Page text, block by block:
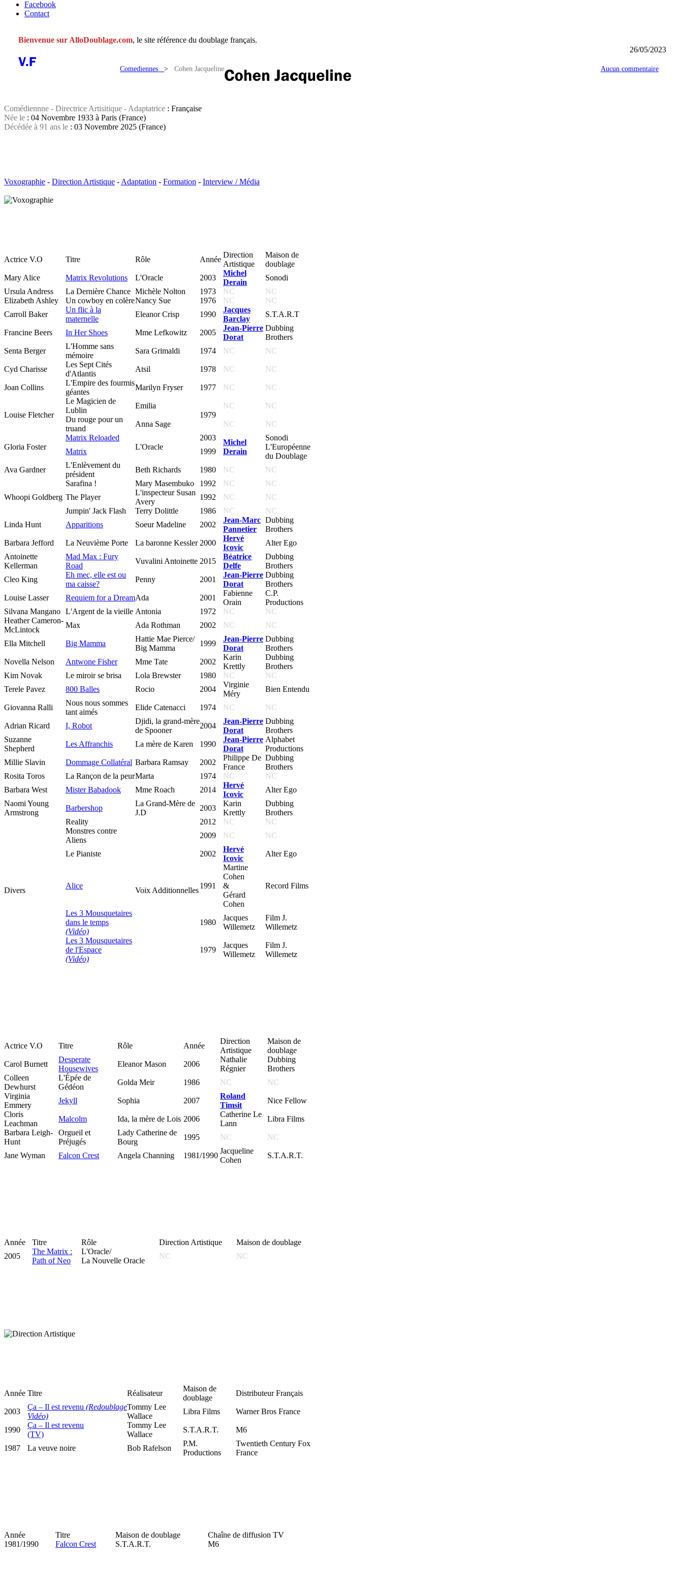
Facebook
Contact
Bienvenue sur AlloDoublage.com, le site référence du doublage français.
26/05/2023
Comediennes > Cohen Jacqueline Aucun commentaire
Comédiennne - Directrice Artisitique - Adaptatrice : Française
Née le : 04 Novembre 1933 à Paris (France)
Décédée à 91 ans le : 03 Novembre 2025 (France)
Voxographie - Direction Artistique - Adaptation - Formation - Interview / Média
Actrice V.O Titre Rôle Année
Direction
Artistique
Maison de
doublage
Mary Alice
Matrix Revolutions L'Oracle 2003
Michel
Derain
Sonodi
Ursula Andress
La Dernière Chance Michèle Nolton 1973 NC
NC
Elizabeth Ashley
Un cowboy en colèreNancy Sue 1976 NC
NC
Carroll Baker
Un flic à la
maternelle
Eleanor Crisp 1990
Jacques
Barclay
S.T.A.R.T
Francine Beers In Her Shoes Mme Lefkowitz 2005
Jean-Pierre
Dorat
Dubbing
Brothers
Senta Berger
L'Homme sans
mémoire
Sara Grimaldi 1974 NC NC
Cyd Charisse
Les Sept Cités
d'Atlantis
Atsil 1978 NC NC
Joan Collins
L'Empire des fourmis
géantes
Marilyn Fryser 1977 NC NC
Louise Fletcher
Le Magicien de
Lublin
Emilia
1979
NC
NC
Du rouge pour un
truand
Anna Sage NC NC
Gloria Foster
Matrix Reloaded
L'Oracle
2003
Michel
Derain
Sonodi
Matrix
1999
L'Européenne
du Doublage
Ava Gardner
L'Enlèvement du
président
Beth Richards 1980 NC NC
Whoopi Goldberg
Sarafina ! Mary Masembuko 1992 NC
NC
The Player
L'inspecteur Susan
Avery
1992 NC
NC
Jumpin' Jack Flash
Terry Dolittle 1986 NC
NC
Linda Hunt
Apparitions Soeur Madeline 2002
Jean-Marc
Pannetier
Dubbing
Brothers
Barbara Jefford
La Neuvième Porte La baronne Kessler 2000
Hervé
Icovic
Alter Ego
Antoinette
Kellerman
Mad Max : Fury
Road
Vuvalini Antoinette 2015
Béatrice
Delfe
Dubbing
Brothers
Cleo King
Eh mec, elle est ou
ma caisse?
Penny 2001
Jean-Pierre
Dorat
Dubbing
Brothers
Louise Lasser
Requiem for a DreamAda 2001
Fabienne
Orain
C.P.
Productions
Silvana Mangano L'Argent de la vieille Antonia 1972 NC
NC
Heather Cameron-
McLintock
Max Ada Rothman 2002 NC NC
Ella Mitchell Big Mamma
Hattie Mae Pierce/
Big Mamma
1999
Jean-Pierre
Dorat
Dubbing
Brothers
Novella Nelson
Antwone Fisher Mme Tate 2002
Karin
Krettly
Dubbing
Brothers
Kim Novak
Le miroir se brisa Lola Brewster 1980 NC
NC
Terele Pavez
800 Balles Rocio 2004
Virginie
Méry
Bien Entendu
Giovanna Ralli
Nous nous sommes
tant aimés
Elide Catenacci 1974 NC NC
Adrian Ricard I, Robot
Djidi, la grand-mère
de Spooner
2004
Jean-Pierre
Dorat
Dubbing
Brothers
Suzanne
Shepherd
Les Affranchis La mère de Karen 1990
Jean-Pierre
Dorat
Alphabet
Productions
Millie Slavin
Dommage Collatéral Barbara Ramsay 2002
Philippe De
France
Dubbing
Brothers
Rosita Toros
La Rançon de la peurMarta 1974 NC
NC
Barbara West
Mister Babadook Mme Roach 2014
Hervé
Icovic
Alter Ego
Naomi Young
Armstrong
Barbershop
La Grand-Mère de
J.D
2003
Karin
Krettly
Dubbing
Brothers
Divers
Reality
Voix Additionnelles
2012 NC
NC
Monstres contre
Aliens
2009 NC NC
Le Pianiste 2002
Hervé
Icovic
Alter Ego
Alice 1991
Martine
Cohen
&
Gérard
Cohen
Record Films
Les 3 Mousquetaires
dans le temps
(Vidéo)
1980
Jacques
Willemetz
Film J.
Willemetz
Les 3 Mousquetaires
de l'Espace
(Vidéo)
1979
Jacques
Willemetz
Film J.
Willemetz
Actrice V.O Titre Rôle Année
Direction
Artistique
Maison de
doublage
Carol Burnett
Desperate
Housewives
Eleanor Mason 2006
Nathalie
Régnier
Dubbing
Brothers
Colleen
Dewhurst
L'Épée de
Gédéon
Golda Meir 1986 NC
NC
Virginia
Emmery
Jekyll Sophia 2007
Roland
Timsit
Nice Fellow
Cloris
Leachman
Malcolm Ida, la mère de Lois 2006
Catherine Le
Lann
Libra Films
Barbara Leigh-
Hunt
Orgueil et
Préjugés
Lady Catherine de
Bourg
1995 NC NC
Jane Wyman Falcon Crest Angela Channing 1981/1990
Jacqueline
Cohen
S.T.A.R.T.
Année Titre Rôle Direction Artistique
Maison de doublage
2005
The Matrix :
Path of Neo
L'Oracle/
La Nouvelle Oracle
NC NC
Année Titre Réalisateur
Maison de
doublage
Distributeur Français
2003
Ça – Il est revenu (Redoublage
Vidéo)
Tommy Lee
Wallace
Libra Films Warner Bros France
1990
Ça – Il est revenu
(TV)
Tommy Lee
Wallace
S.T.A.R.T. M6
1987 La veuve noire Bob Rafelson
P.M.
Productions
Twentieth Century Fox
France
Année Titre Maison de doublage
Chaîne de diffusion TV
1981/1990
Falcon Crest S.T.A.R.T. M6